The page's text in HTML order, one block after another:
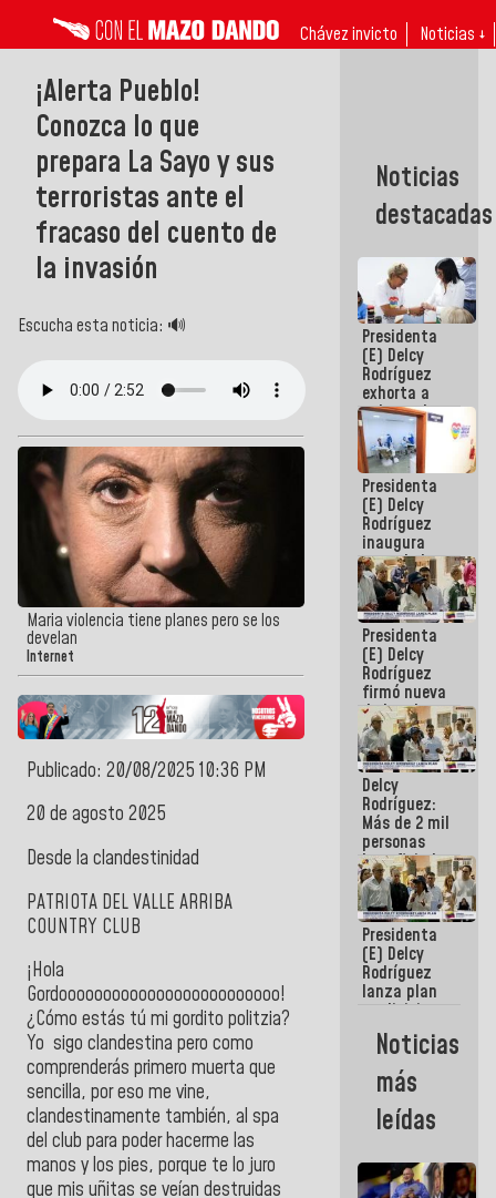
Chávez invicto Noticias ↓
¡Alerta Pueblo!
Conozca lo que
prepara La Sayo y sus
terroristas ante el
fracaso del cuento de
la invasión
Escucha esta noticia: 🔊
Maria violencia tiene planes pero se los
develan
Internet
Publicado: 20/08/2025 10:36 PM
20 de agosto 2025
Desde la clandestinidad
PATRIOTA DEL VALLE ARRIBA
COUNTRY CLUB
¡Hola
Gordooooooooooooooooooooooooo!
¿Cómo estás tú mi gordito politzia?
Yo sigo clandestina pero como
comprenderás primero muerta que
sencilla, por eso me vine,
clandestinamente también, al spa
del club para poder hacerme las
manos y los pies, porque te lo juro
que mis uñitas se veían destruidas
Noticias
destacadas
Presidenta
(E) Delcy
Rodríguez
exhorta a
gobernadores
y alcaldes a
edificar
casas para
abuelos
Presidenta
(E) Delcy
Rodríguez
inaugura
casa de los
Abuelos
Primavera
en Caracas
Presidenta
(E) Delcy
Rodríguez
firmó nueva
de Ley de
Arrendamiento
aprobada
por la AN
Delcy
Rodríguez:
Más de 2 mil
personas
beneficiadas
con planes
para
atención de
emergencia
sísmica en
la última
semana
Presidenta
(E) Delcy
Rodríguez
lanza plan
crediticio
con subsidio
a Juntas de
Condominio
Noticias
más
leídas